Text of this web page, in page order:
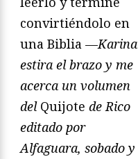
convirtiéndolo en
una Biblia —Karina
estira el brazo y me
acerca un volumen
del Quijote de Rico
editado por
Alfaguara, sobado y